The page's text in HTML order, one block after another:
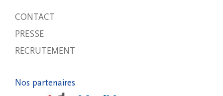
CONTACT
PRESSE
RECRUTEMENT
Nos partenaires